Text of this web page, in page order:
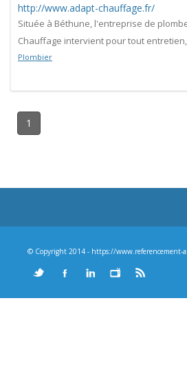
http://www.adapt-chauffage.fr/
Située à Béthune, l'entreprise de
Chauffage intervient pour tout entretien,
Plombier
1
© Copyright 2014 - https://www.referencement-